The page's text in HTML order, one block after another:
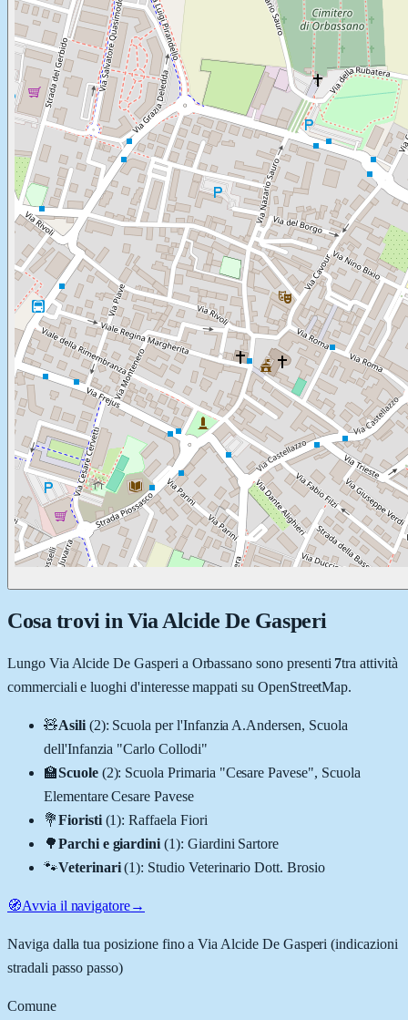
Cosa trovi in Via Alcide De Gasperi
Lungo Via Alcide De Gasperi a Orbassano sono presenti 7tra attività
commerciali e luoghi d'interesse mappati su OpenStreetMap.
🧸Asili (2): Scuola per l'Infanzia A.Andersen, Scuola
dell'Infanzia "Carlo Collodi"
🏫Scuole (2): Scuola Primaria "Cesare Pavese", Scuola
Elementare Cesare Pavese
💐Fioristi (1):Raffaela Fiori
🌳Parchi e giardini (1): Giardini Sartore
🐾Veterinari (1): Studio Veterinario Dott. Brosio
🧭Avvia il navigatore→
Naviga dalla tua posizione fino aVia Alcide De Gasperi (indicazioni
stradali passo passo)
Comune